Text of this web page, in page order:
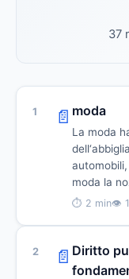
37
1 📄 moda
La moda
moda la
⏱ 2 min👁
2 📄 Diritto